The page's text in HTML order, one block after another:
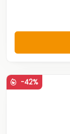
-42%